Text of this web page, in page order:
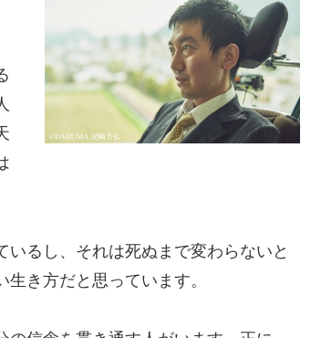
るし、それは死ぬまで変わらないと
き方だと思っています。